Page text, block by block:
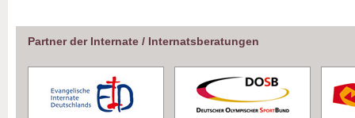
Partner der Internate / Internatsberatungen